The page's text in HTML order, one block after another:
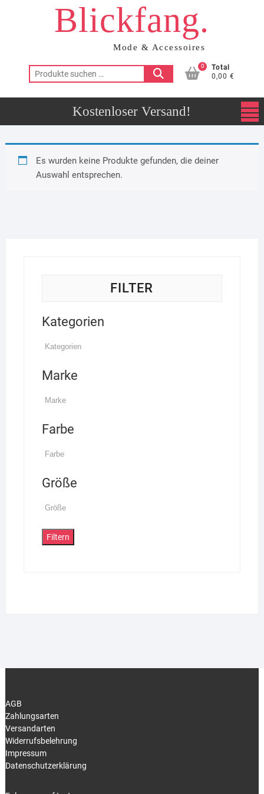
Blickfang.
Mode & Accessoires
Suchen
nach:
0
Total
0,00 €
Es wurden keine Produkte gefunden, die deiner
Auswahl entsprechen.
FILTER
Kategorien
Marke
Farbe
Größe
Filtern
AGB
Zahlungsarten
Versandarten
Widerrufsbelehrung
Impressum
Datenschutzerklärung